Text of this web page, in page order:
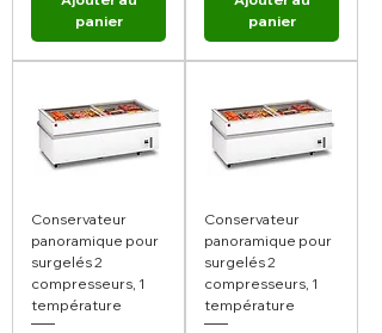
panier
panier
Conservateur
panoramique pour
surgelés 2
compresseurs, 1
température
Conservateur
panoramique pour
surgelés 2
compresseurs, 1
température